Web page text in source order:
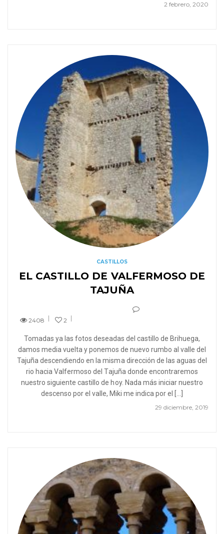
2 febrero, 2020
CASTILLOS
EL CASTILLO DE VALFERMOSO DE
TAJUÑA
2408 2
29 diciembre, 2019
Tomadas ya las fotos deseadas del castillo de Brihuega,
damos media vuelta y ponemos de nuevo rumbo al valle del
Tajuña descendiendo en la misma dirección de las aguas del
rio hacia Valfermoso del Tajuña donde encontraremos
nuestro siguiente castillo de hoy. Nada más iniciar nuestro
descenso por el valle, Miki me indica por el […]